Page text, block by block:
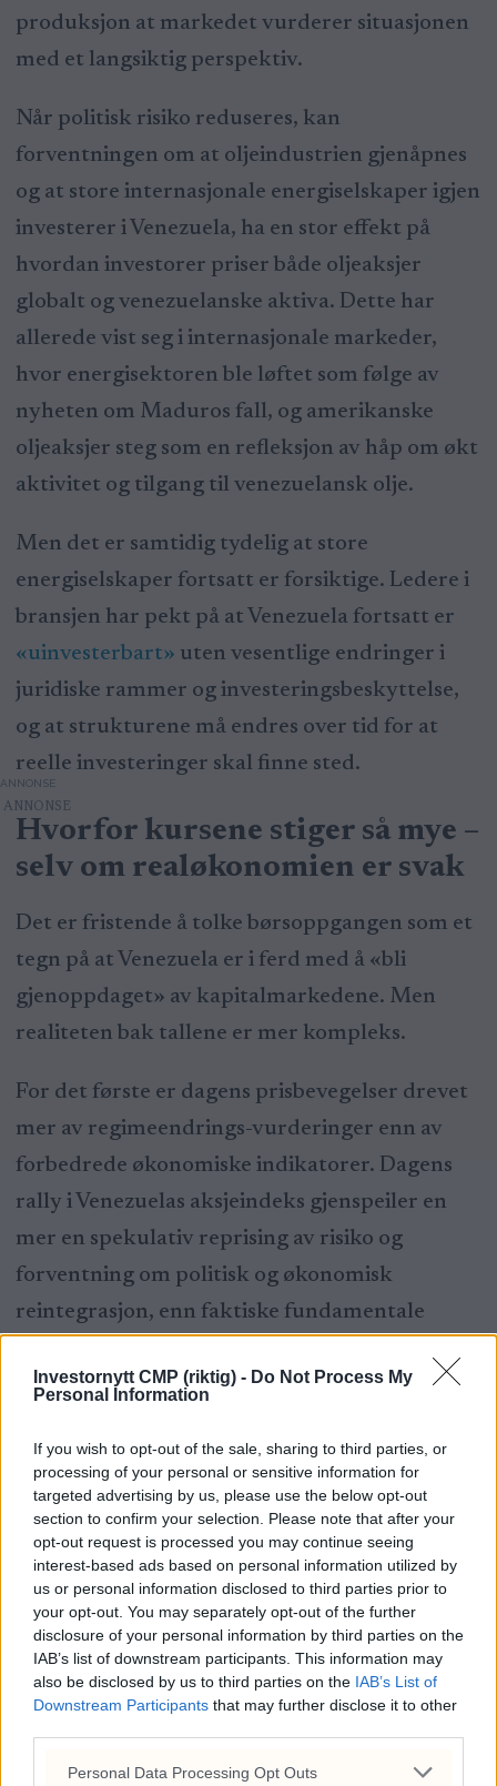
Investornytt CMP (riktig) - Do Not Process My
Personal Information
If you wish to opt-out of the sale, sharing to third parties, or
processing of your personal or sensitive information for
targeted advertising by us, please use the below opt-out
section to confirm your selection. Please note that after your
opt-out request is processed you may continue seeing
interest-based ads based on personal information utilized by
us or personal information disclosed to third parties prior to
your opt-out. You may separately opt-out of the further
disclosure of your personal information by third parties on the
IAB’s list of downstream participants. This information may
also be disclosed by us to third parties on the IAB’s List of
Downstream Participants that may further disclose it to other
Personal Data Processing Opt Outs
produksjon at markedet vurderer situasjonen
med et langsiktig perspektiv.
Når politisk risiko reduseres, kan
forventningen om at oljeindustrien gjenåpnes
og at store internasjonale energiselskaper igjen
investerer i Venezuela, ha en stor effekt på
hvordan investorer priser både oljeaksjer
globalt og venezuelanske aktiva. Dette har
allerede vist seg i internasjonale markeder,
hvor energisektoren ble løftet som følge av
nyheten om Maduros fall, og amerikanske
oljeaksjer steg som en refleksjon av håp om økt
aktivitet og tilgang til venezuelansk olje.
Men det er samtidig tydelig at store
energiselskaper fortsatt er forsiktige. Ledere i
bransjen har pekt på at Venezuela fortsatt er
«uinvesterbart» uten vesentlige endringer i
juridiske rammer og investeringsbeskyttelse,
og at strukturene må endres over tid for at
reelle investeringer skal finne sted.
ANNONSE
Hvorfor kursene stiger så mye –
selv om realøkonomien er svak
Det er fristende å tolke børsoppgangen som et
tegn på at Venezuela er i ferd med å «bli
gjenoppdaget» av kapitalmarkedene. Men
realiteten bak tallene er mer kompleks.
For det første er dagens prisbevegelser drevet
mer av regimeendrings-vurderinger enn av
forbedrede økonomiske indikatorer. Dagens
rally i Venezuelas aksjeindeks gjenspeiler en
mer en spekulativ reprising av risiko og
forventning om politisk og økonomisk
reintegrasjon, enn faktiske fundamentale
markedsadgang eller produksjonsvekst.
For det andre vil omløpshastigheten og
tilgangen til utenlandske investorer fortsatt
være begrenset på grunn av regulatoriske
barrierer. Selv hvis sentimentet endrer seg, vil
det ta tid før faktisk kapital kan flyte fritt inn i
Venezuela, og mange av dagens kursbevegelser
reflekterer derfor «paper trades» – endringer i
prising uten store transaksjoner.